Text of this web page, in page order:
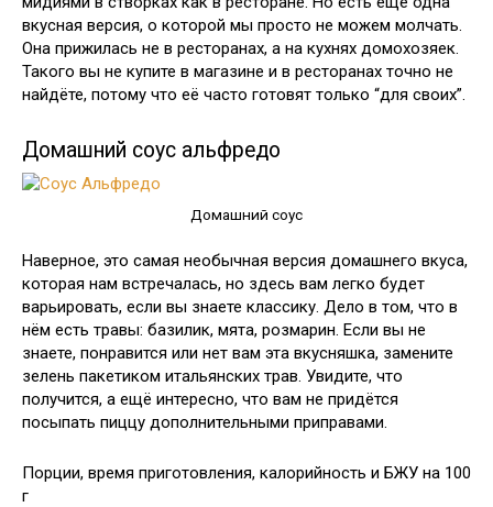
вкусная версия, о которой мы просто не можем молчать.
Она прижилась не в ресторанах, а на кухнях домохозяек.
Такого вы не купите в магазине и в ресторанах точно не
найдёте, потому что её часто готовят только “для своих”.
Домашний соус альфредо
Домашний соус
Наверное, это самая необычная версия домашнего вкуса,
которая нам встречалась, но здесь вам легко будет
варьировать, если вы знаете классику. Дело в том, что в
нём есть травы: базилик, мята, розмарин. Если вы не
знаете, понравится или нет вам эта вкусняшка, замените
зелень пакетиком итальянских трав. Увидите, что
получится, а ещё интересно, что вам не придётся
посыпать пиццу дополнительными приправами.
Порции, время приготовления, калорийность и БЖУ на 100
г